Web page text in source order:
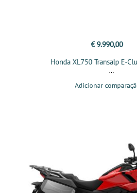
€ 9.990,00
Honda XL750 Transalp E-
Adicionar